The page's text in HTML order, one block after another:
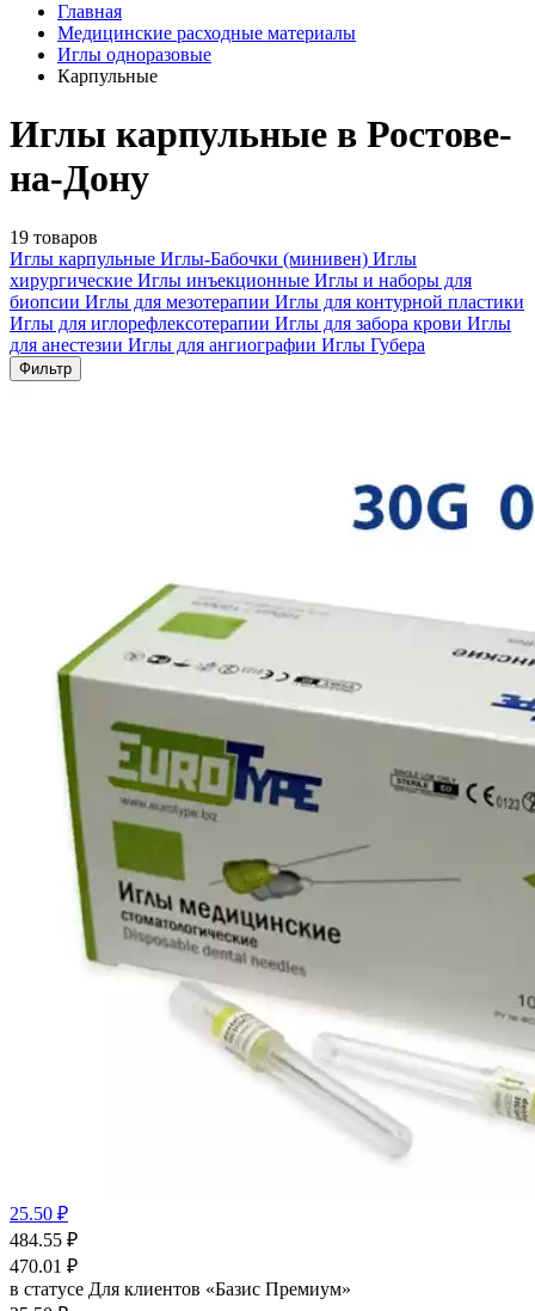
Главная
Медицинские расходные материалы
Иглы одноразовые
Карпульные
Иглы карпульные в Ростове-
на-Дону
19 товаров
Иглы карпульные Иглы-Бабочки (минивен) Иглы
хирургические Иглы инъекционные Иглы и наборы для
биопсии Иглы для мезотерапии Иглы для контурной пластики
Иглы для иглорефлексотерапии Иглы для забора крови Иглы
для анестезии Иглы для ангиографии Иглы Губера
Фильтр
25.50 ₽
484.55 ₽
470.01 ₽
в статусе Для клиентов «Базис Премиум»